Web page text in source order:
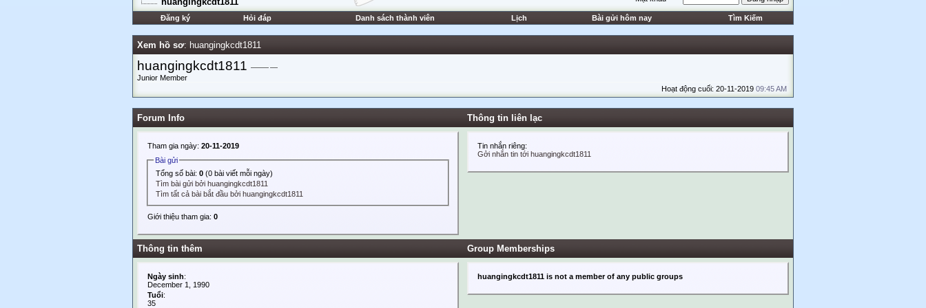
Đăng ký Hỏi đáp Danh sách thành viên Lịch Bài gửi hôm nay Tìm Kiếm
Xem hồ sơ: huangingkcdt1811
huangingkcdt1811
Junior Member
Hoạt động cuối: 20-11-2019 09:45 AM
Forum Info Thông tin liên lạc
Tham gia ngày: 20-11-2019
Bài gửi
Tổng số bài:0 (0 bài viết mỗi ngày)
Tìm bài gửi bởi huangingkcdt1811
Tìm tất cả bài bắt đầu bởi huangingkcdt1811
Giới thiệu tham gia: 0
Tin nhắn riêng:
Gởi nhắn tin tới huangingkcdt1811
Thông tin thêm Group Memberships
Ngày sinh:
December 1, 1990
Tuổi:
35
huangingkcdt1811 is not a member of any public groups